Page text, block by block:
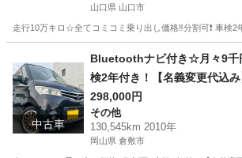
山口県 山口市
走行10万キロ☆全てコミコミ乗り出し価格‼️分割可❗️ 車
走行距離
中古車
Bluetoothナビ付き☆月々9千
検2年付き！【名義変更代込
ークスハイウェイスター
走行中DVD見れます☆ETC付
ア☆ドラレコ付き☆スマート
298,000円
その他
130,545km 2010年
岡山県 倉敷市